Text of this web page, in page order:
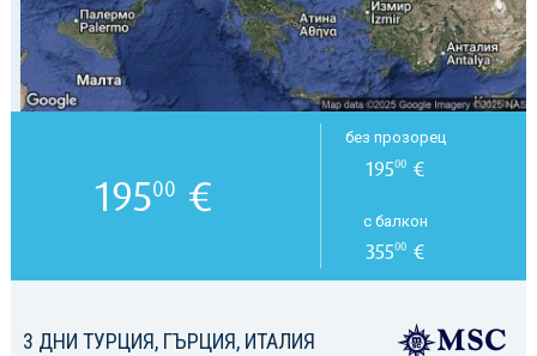
3 ДНИ ТУРЦИЯ, ГЪРЦИЯ, ИТАЛИЯ
19500 €
без прозорец
19500 €
с балкон
35500 €